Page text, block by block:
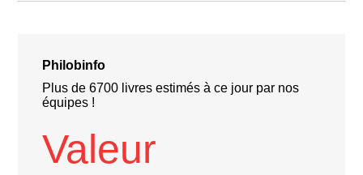
Philobinfo
Plus de 6700 livres estimés à ce jour par nos
équipes !
Valeur